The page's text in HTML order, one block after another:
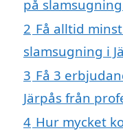
på
2 Få alltid
slamsugning i
3 Få 3
Järpås från
4 Hur mycket